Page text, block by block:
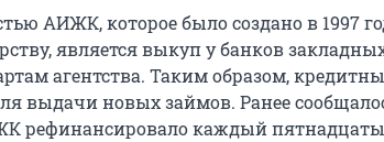
АИЖК, которое было создано в 1997
является выкуп у банков
агентства. Таким образом,
выдачи новых займов. Ранее
рефинансировало каждый